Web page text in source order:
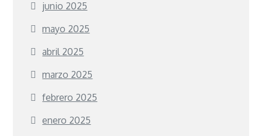
junio 2025
mayo 2025
abril 2025
marzo 2025
febrero 2025
enero 2025